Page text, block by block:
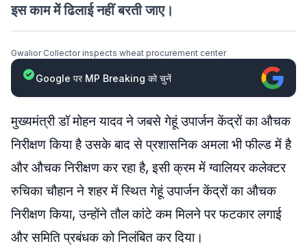
इस काम में ढिलाई नहीं बरती जाए।
Gwalior Collector inspects wheat procurement center
Google पर MP Breaking को चुनें
मुख्यमंत्री डॉ मोहन यादव ने जबसे गेहूं उपार्जन केंद्रों का औचक
निरीक्षण किया है उसके बाद से प्रशासनिक अमला भी फील्ड में है
और औचक निरीक्षण कर रहा है, इसी क्रम में ग्वालियर कलेक्टर
रुचिका चौहान ने शहर में स्थित गेहूं उपार्जन केंद्रों का औचक
निरीक्षण किया, उन्होंने तौल कांटे कम मिलने पर फटकार लगाई
और समिति प्रबंधक को निलंबित कर दिया।